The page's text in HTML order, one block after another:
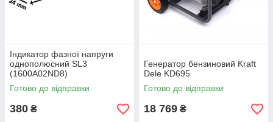
Індикатор фазної напруги
однополюсний SL3
(1600A02ND8)
Готово до відправки
380 ₴
Генератор бензиновий Kraft
Dele KD695
Готово до відправки
18 769 ₴